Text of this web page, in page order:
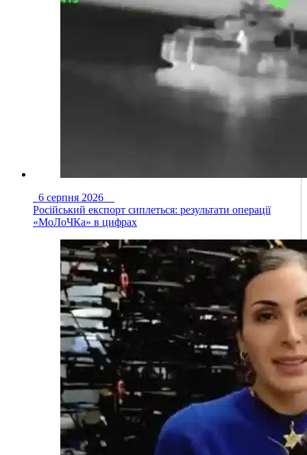
6 серпня 2026
Російський експорт сиплеться: результати операції
«МоЛоЧКа» в цифрах